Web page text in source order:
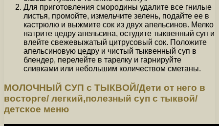
Для приготовления смородины удалите все гнилые
листья, промойте, измельчите зелень, подайте ее в
кастрюлю и выжмите сок из двух апельсинов. Мелко
натрите цедру апельсина, остудите тыквенный суп и
влейте свежевыжатый цитрусовый сок. Положите
апельсиновую цедру и чистый тыквенный суп в
блендер, перелейте в тарелку и гарнируйте
сливками или небольшим количеством сметаны.
МОЛОЧНЫЙ СУП с ТЫКВОЙ/Дети от него в
восторге/ легкий,полезный суп с тыквой/
детское меню